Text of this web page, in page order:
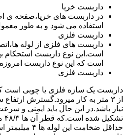
داربست خرپا
استفاده می شود و به طور
داربست فلزی
داربست های فلزی از لوله
است.این نوع داربست استحکام
است که این نوع داربست
داربست فلزی
داربست یک سازه فلزی یا چوبی است که
از ۳ متر به کار میرود.گسترش
نیاز باشد.در این حال باید ایمنی و
حداقل